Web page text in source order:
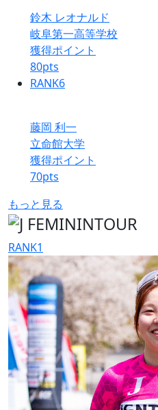
鈴木 レオナルド
岐阜第一高等学校
獲得ポイント
80pts
RANK6
藤岡 利一
立命館大学
獲得ポイント
70pts
もっと見る
RANK1